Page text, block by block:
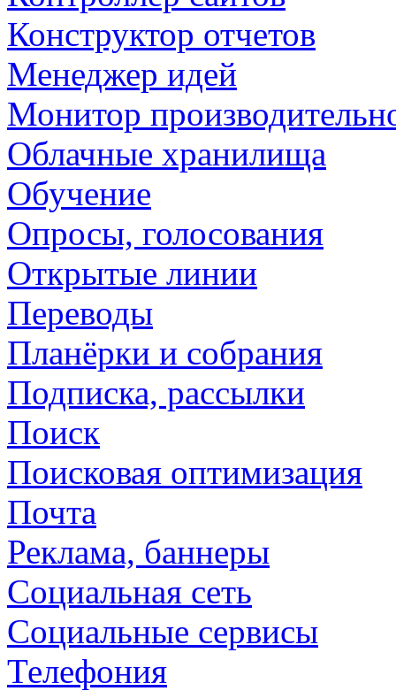
Конструктор отчетов
Менеджер идей
Монитор
Облачные хранилища
Обучение
Опросы, голосования
Открытые линии
Переводы
Планёрки и собрания
Подписка, рассылки
Поиск
Поисковая оптимизация
Почта
Реклама, баннеры
Социальная сеть
Социальные сервисы
Телефония